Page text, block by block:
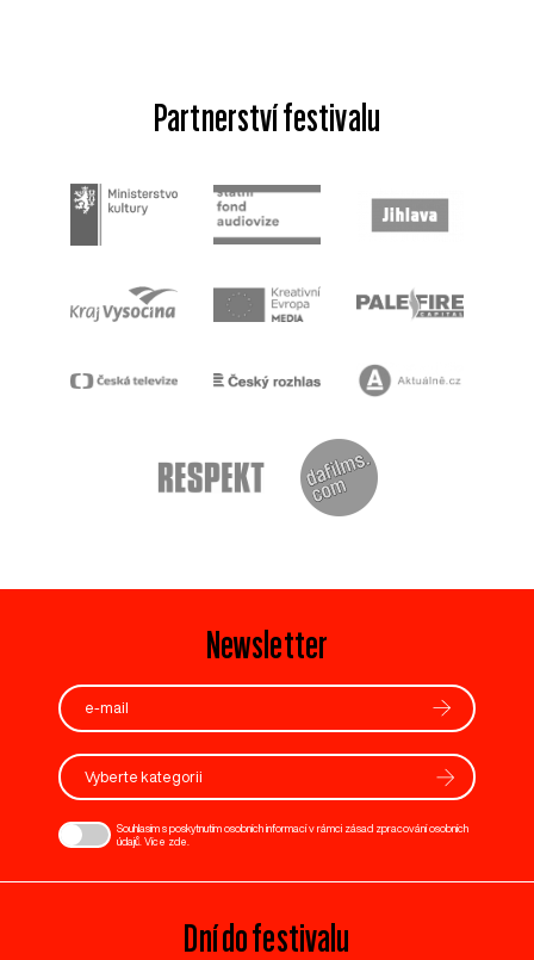
Partnerství festivalu
Newsletter
Vyberte kategorii
Souhlasím s poskytnutím osobních informací v rámci zásad zpracování osobních
údajů. Více zde
Dní do festivalu